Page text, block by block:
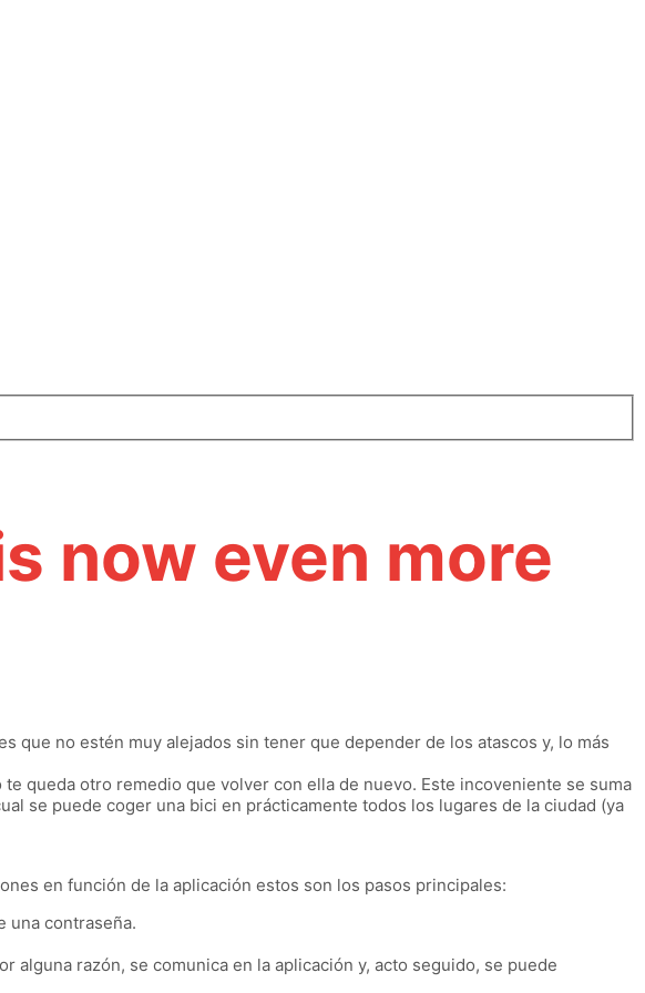
now even more
que no estén muy alejados sin tener que depender de los atascos y, lo más
queda otro remedio que volver con ella de nuevo. Este incoveniente se suma
se puede coger una bici en prácticamente todos los lugares de la ciudad (ya
en función de la aplicación estos son los pasos principales:
una contraseña.
razón, se comunica en la aplicación y, acto seguido, se puede